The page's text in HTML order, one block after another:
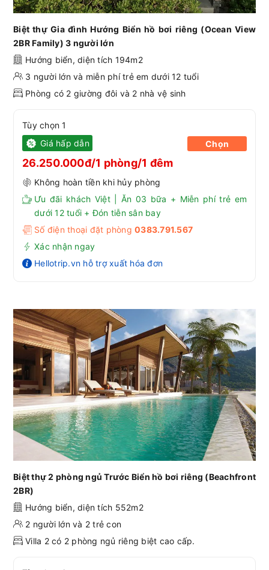
Biệt thự Gia đình Hướng Biển hồ bơi riêng (Ocean View
2BR Family) 3 người lớn
Hướng biển, diện tích 194m2
3 người lớn và miễn phí trẻ em dưới 12 tuổi
Phòng có 2 giường đôi và 2 nhà vệ sinh
Tùy chọn 1
Giá hấp dẫn
26.250.000đ/1 phòng/1 đêm
Không hoàn tiền khi hủy phòng
Ưu đãi khách Việt | Ăn 03 bữa + Miễn phí trẻ em
dưới 12 tuổi + Đón tiễn sân bay
Số điện thoại đặt phòng 0383.791.567
Xác nhận ngay
Hellotrip.vn hỗ trợ xuất hóa đơn
Chọn
Biệt thự 2 phòng ngủ Trước Biển hồ bơi riêng (Beachfront
2BR)
Hướng biển, diện tích 552m2
2 người lớn và 2 trẻ con
Villa 2 có 2 phòng ngủ riêng biệt cao cấp.